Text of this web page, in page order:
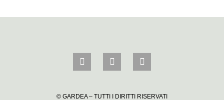
© GARDEA – TUTTI I DIRITTI RISERVATI